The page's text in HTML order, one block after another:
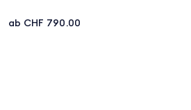
ab CHF 790.00